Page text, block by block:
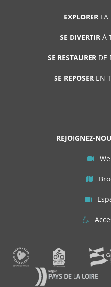
EXPLORERLA
SE DIVERTIRÀ
SE RESTAURER DE
SE REPOSEREN
REJOIGNEZ-